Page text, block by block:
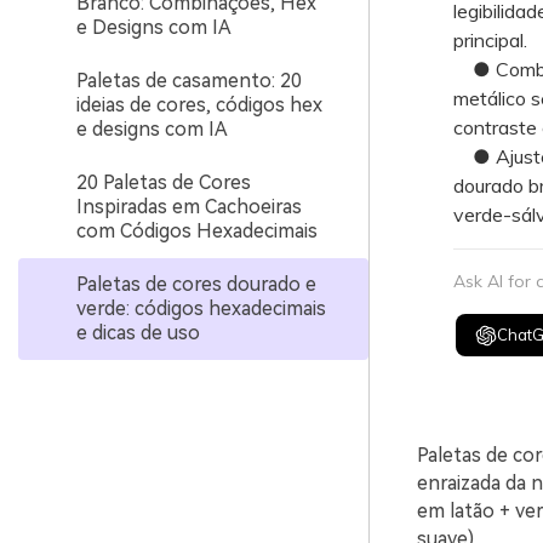
e Designs com IA
Paletas de casamento: 20
ideias de cores, códigos hex
e designs com IA
20 Paletas de Cores
Inspiradas em Cachoeiras
com Códigos Hexadecimais
Paletas de cores dourado e
verde: códigos hexadecimais
e dicas de uso
principal.
●
metálico
contraste
● Ajuste
dourado
verde-
Ask AI for
Paletas de
enraizada da
em latão +